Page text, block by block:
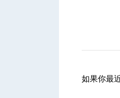
如果你最